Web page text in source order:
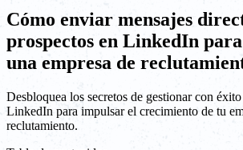
Cómo enviar mensajes
prospectos en LinkedIn
una empresa de
Desbloquea los secretos de gestionar con
LinkedIn para impulsar el crecimiento de tu
reclutamiento.